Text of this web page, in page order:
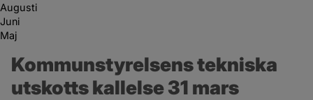
Augusti
Juni
Maj
Kommunstyrelsens tekniska
utskotts kallelse 31 mars